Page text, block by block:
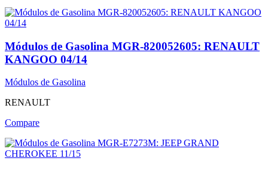
Módulos de Gasolina MGR-820052605: RENAULT
KANGOO 04/14
Módulos de Gasolina
RENAULT
Compare